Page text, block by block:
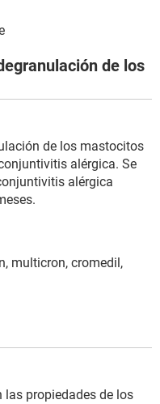
de los
de los mastocitos
alérgica. Se
alérgica
multicron, cromedil,
propiedades de los